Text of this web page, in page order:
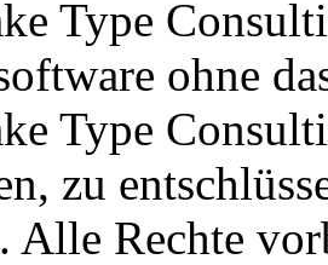
Type
ohne
Type
zu
Alle Rechte